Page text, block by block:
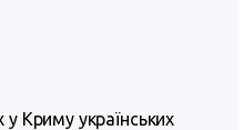
Криму українських